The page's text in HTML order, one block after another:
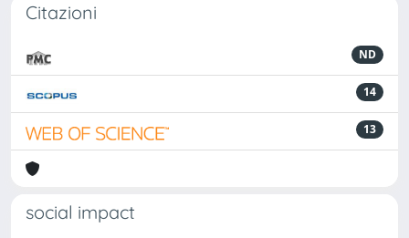
Citazioni
ND
14
13
social impact